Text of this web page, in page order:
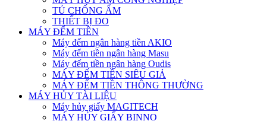
TỦ CHỐNG ẨM
THIẾT BỊ ĐO
MÁY ĐẾM TIỀN
Máy đếm ngân hàng tiền AKIO
Máy đếm tiền ngân hàng Masu
Máy đếm tiền ngân hàng Oudis
MÁY ĐẾM TIỀN SIÊU GIẢ
MÁY ĐẾM TIỀN THÔNG THƯỜNG
MÁY HỦY TÀI LIỆU
Máy hủy giấy MAGITECH
MÁY HỦY GIẤY BINNO